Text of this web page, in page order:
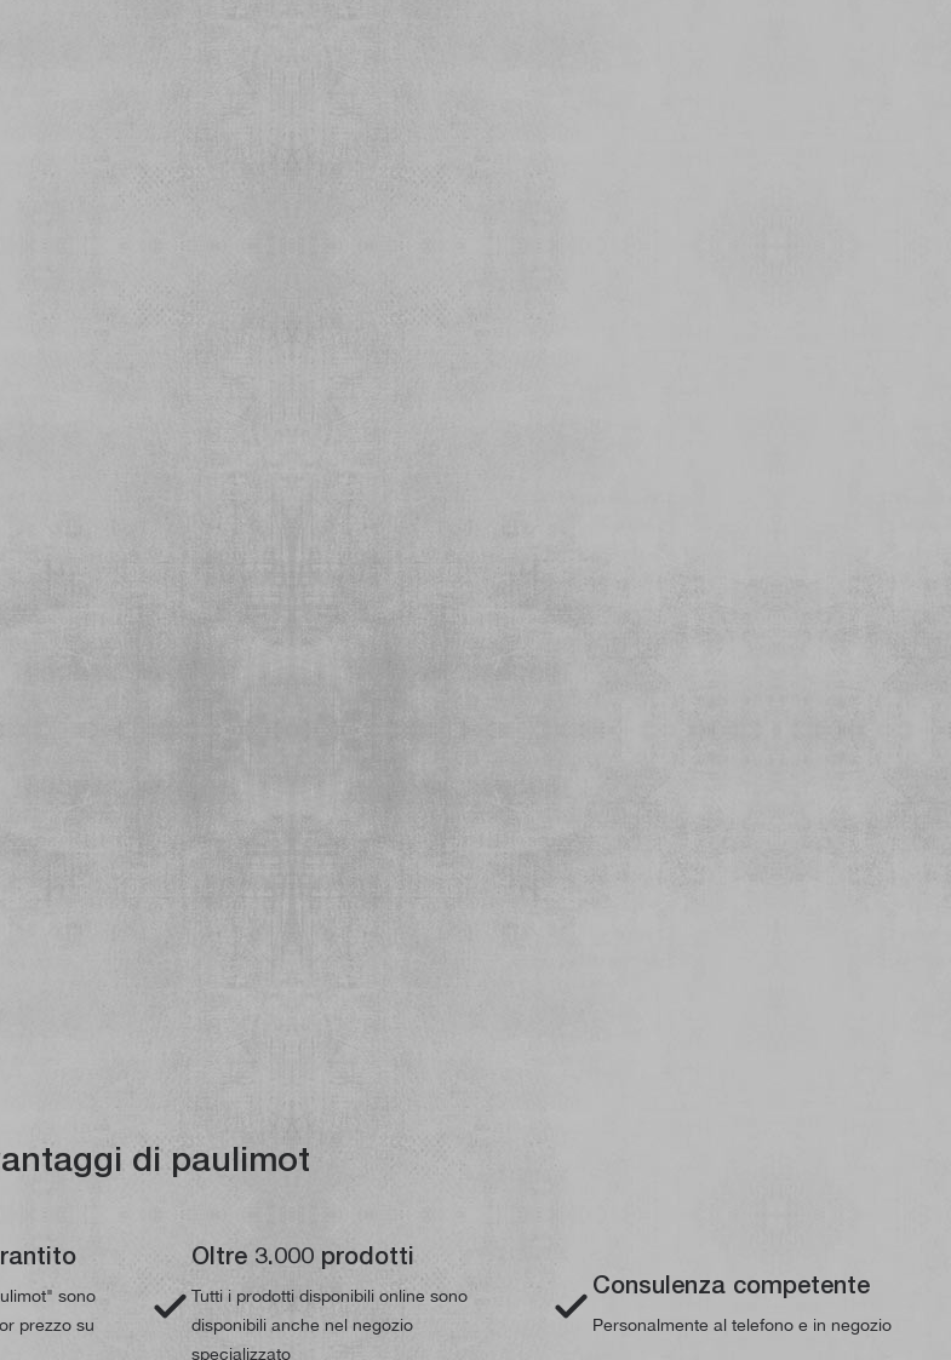
di paulimot
sono
prezzo su
Oltre 3.000 prodotti
Tutti i prodotti disponibili online sono
disponibili anche nel negozio
specializzato
Consulenza competente
Personalmente al telefono e in negozio